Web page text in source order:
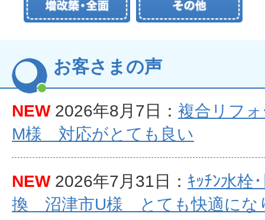
お客さまの声
NEW 2026年8月7日： 複合リフ
M様 対応がとても良い
NEW 2026年7月31日： ｷｯﾁﾝ水栓
換 沼津市U様 とても快適にな